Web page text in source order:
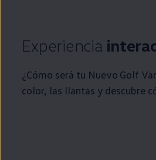
Experiencia
¿Cómo será tu Nuevo Golf
color, las llantas y descubre